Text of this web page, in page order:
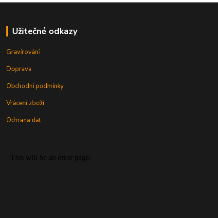
Užitečné odkazy
Gravírování
Doprava
Obchodní podmínky
Vrácení zboží
Ochrana dat